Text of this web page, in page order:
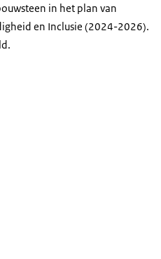
in het plan van
en Inclusie (2024-2026).